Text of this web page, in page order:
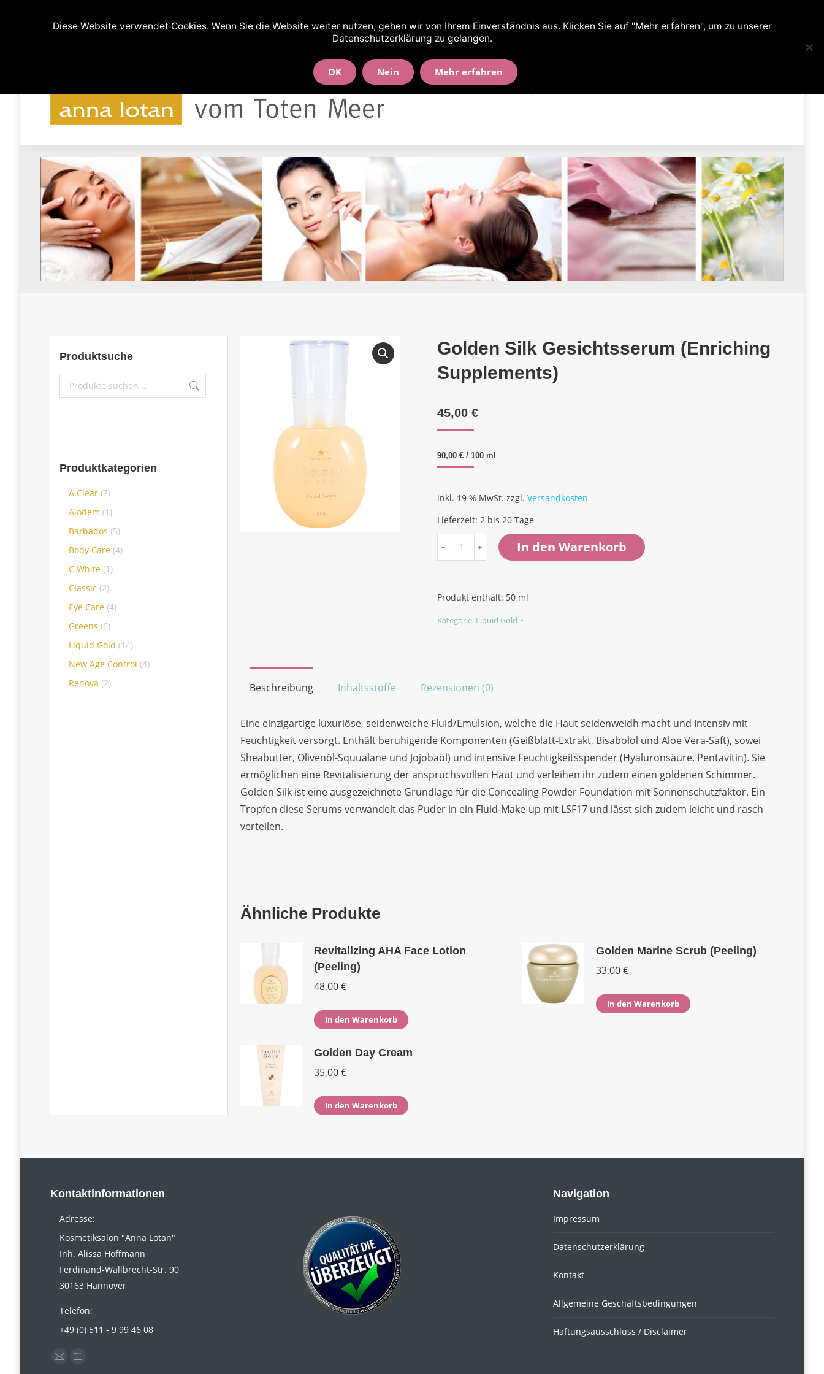
Willkommen!
Golden Silk Gesichtsserum (Enriching
Supplements)
45,00 €
90,00 € / 100 ml
inkl. 19 % MwSt. zzgl. Versandkosten
Lieferzeit: 2 bis 20 Tage
Golden
Silk
(Enriching
Menge
In den Warenkorb
Produkt enthält: 50 ml
Kategorie: Liquid Gold
Beschreibung Inhaltsstoffe Rezensionen (0)
Eine einzigartige luxuriöse, seidenweiche Fluid/Emulsion, welche die Haut seidenweidh macht und Intensiv mit
Feuchtigkeit versorgt. Enthält beruhigende Komponenten (Geißblatt-Extrakt, Bisabolol und Aloe Vera-Saft), sowei
Sheabutter, Olivenöl-Squualane und Jojobaöl) und intensive Feuchtigkeitsspender (Hyaluronsäure, Pentavitin). Sie
ermöglichen eine Revitalisierung der anspruchsvollen Haut und verleihen ihr zudem einen goldenen Schimmer.
Golden Silk ist eine ausgezeichnete Grundlage für die Concealing Powder Foundation mit Sonnenschutzfaktor. Ein
Tropfen diese Serums verwandelt das Puder in ein Fluid-Make-up mit LSF17 und lässt sich zudem leicht und rasch
verteilen.
Ähnliche Produkte
Revitalizing AHA Face Lotion
(Peeling)
48,00€
In den Warenkorb
Golden Marine Scrub (Peeling)
33,00€
In den Warenkorb
Golden Day Cream
35,00€
In den Warenkorb
Produktsuche
Produktkategorien
A Clear (7)
Alodem (1)
Barbados (5)
Body Care (4)
C White (1)
Classic (2)
Eye Care (4)
Greens (6)
Liquid Gold (14)
New Age Control (4)
Renova (2)
Kontaktinformationen
Adresse:
Kosmetiksalon "Anna Lotan"
Inh. Alissa Hoffmann
Ferdinand-Wallbrecht-Str. 90
30163 Hannover
Telefon:
+49 (0) 511 - 9 99 46 08
Finden Sie uns auf:
E-
Website
Navigation
Impressum
Datenschutzerklärung
Kontakt
Allgemeine Geschäftsbedingungen
Haftungsausschluss / Disclaimer
Diese Website verwendet Cookies. Wenn Sie die Website weiter nutzen, gehen wir von Ihrem Einverständnis aus. Klicken Sie auf "Mehr erfahren", um zu unserer
Datenschutzerklärung zu gelangen.
OK Nein Mehr erfahren